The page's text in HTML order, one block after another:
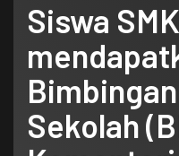
Siswa
Sekolah